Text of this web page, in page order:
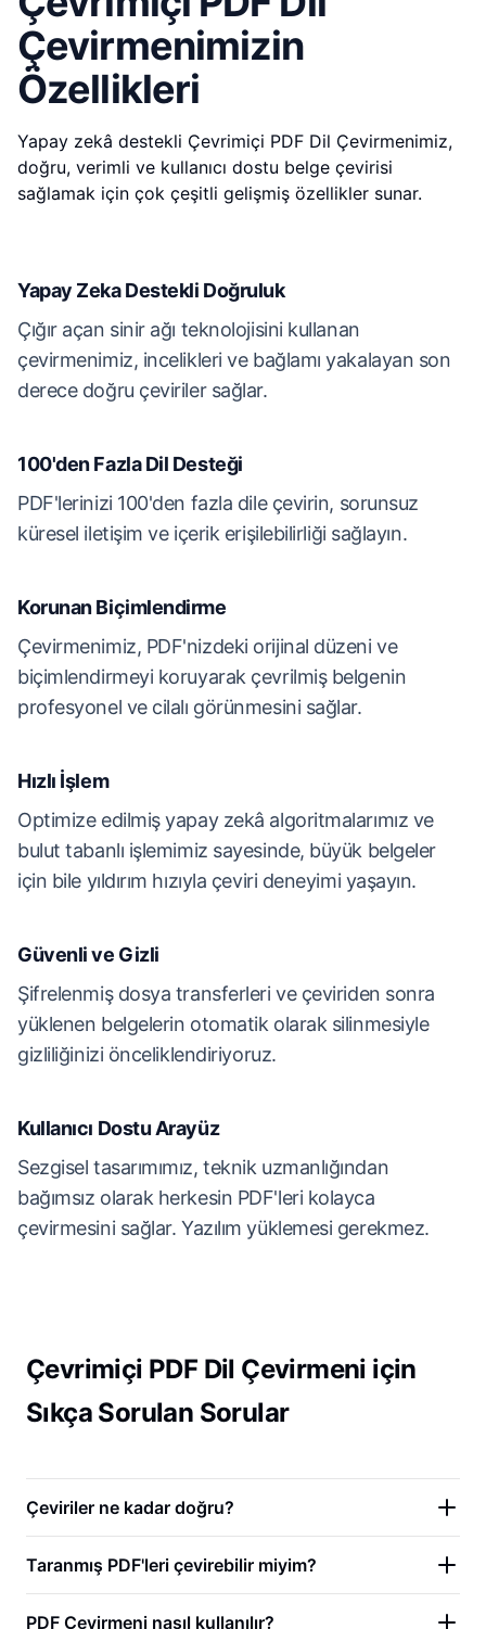
Çevirmenimizin
Özellikleri
Yapay zekâ destekli Çevrimiçi PDF Dil Çevirmenimiz,
doğru, verimli ve kullanıcı dostu belge çevirisi
sağlamak için çok çeşitli gelişmiş özellikler sunar.
Yapay Zeka Destekli Doğruluk
Çığır açan sinir ağı teknolojisini kullanan
çevirmenimiz, incelikleri ve bağlamı yakalayan son
derece doğru çeviriler sağlar.
100'den Fazla Dil Desteği
PDF'lerinizi 100'den fazla dile çevirin, sorunsuz
küresel iletişim ve içerik erişilebilirliği sağlayın.
Korunan Biçimlendirme
Çevirmenimiz, PDF'nizdeki orijinal düzeni ve
biçimlendirmeyi koruyarak çevrilmiş belgenin
profesyonel ve cilalı görünmesini sağlar.
Hızlı İşlem
Optimize edilmiş yapay zekâ algoritmalarımız ve
bulut tabanlı işlemimiz sayesinde, büyük belgeler
için bile yıldırım hızıyla çeviri deneyimi yaşayın.
Güvenli ve Gizli
Şifrelenmiş dosya transferleri ve çeviriden sonra
yüklenen belgelerin otomatik olarak silinmesiyle
gizliliğinizi önceliklendiriyoruz.
Kullanıcı Dostu Arayüz
Sezgisel tasarımımız, teknik uzmanlığından
bağımsız olarak herkesin PDF'leri kolayca
çevirmesini sağlar. Yazılım yüklemesi gerekmez.
Çevrimiçi PDF Dil Çevirmeni için
Sıkça Sorulan Sorular
Çeviriler ne kadar doğru?
Taranmış PDF'leri çevirebilir miyim?
PDF Çevirmeni nasıl kullanılır?